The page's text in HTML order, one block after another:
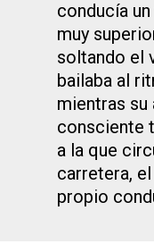
conducía
muy
soltando el
bailaba al
mientras su
consciente
a la que
carretera,
propio